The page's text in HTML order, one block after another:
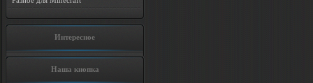
Интересное
Наша кнопка